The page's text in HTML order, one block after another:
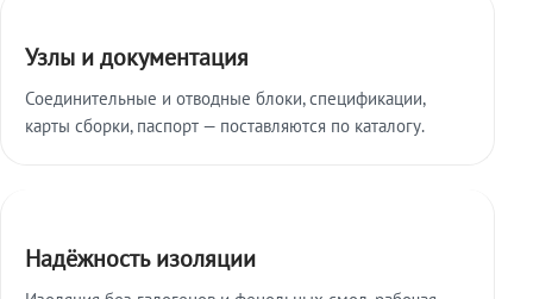
Узлы и документация
Соединительные и отводные блоки, спецификации,
карты сборки, паспорт — поставляются по каталогу.
Надёжность изоляции